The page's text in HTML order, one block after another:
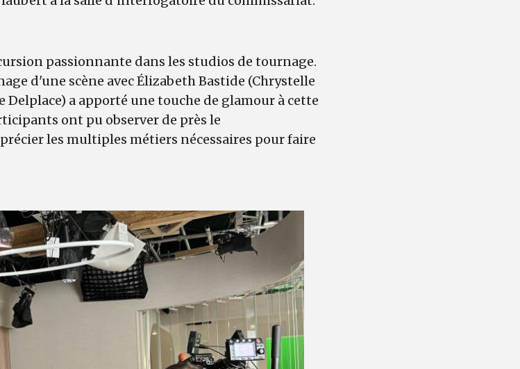
passionnante dans les studios de tournage.
d'une scène avec Élizabeth Bastide (Chrystelle
Delplace) a apporté une touche de glamour à cette
ont pu observer de près le
les multiples métiers nécessaires pour faire